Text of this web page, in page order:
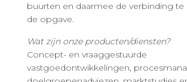
buurten en daarmee de verbinding
de opgave.
Wat zijn onze producten/diensten?
Concept- en vraaggestuurde
vastgoedontwikkelingen,